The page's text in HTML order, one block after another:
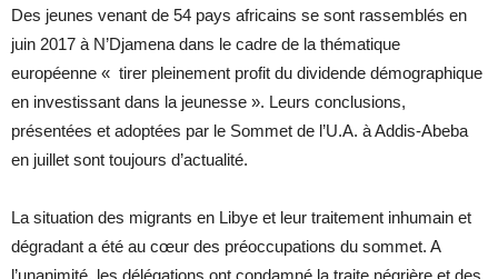
Des jeunes venant de 54 pays africains se sont rassemblés en
juin 2017 à N’Djamena dans le cadre de la thématique
européenne « tirer pleinement profit du dividende démographique
en investissant dans la jeunesse ». Leurs conclusions,
présentées et adoptées par le Sommet de l’U.A. à Addis-Abeba
en juillet sont toujours d’actualité.
La situation des migrants en Libye et leur traitement inhumain et
dégradant a été au cœur des préoccupations du sommet. A
l’unanimité, les délégations ont condamné la traite négrière et des